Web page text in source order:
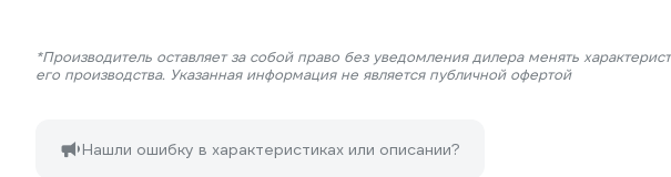
*Производитель оставляет за собой право без уведомления дилера менять
его производства. Указанная информация не является публичной офертой
Нашли ошибку в характеристиках или описании?